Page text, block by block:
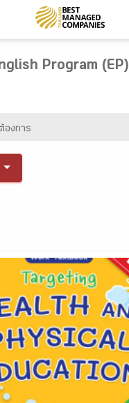
Program (EP)